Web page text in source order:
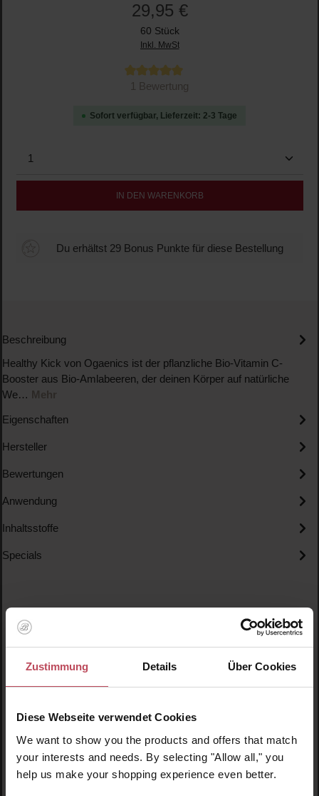
Zustimmung Details Über Cookies
Diese Webseite verwendet Cookies
We want to show you the products and offers that match
your interests and needs. By selecting "Allow all," you
help us make your shopping experience even better.
29,95 €
60 Stück
Inkl. MwSt
Durchschnittliche Bewertung von 5 von 5 Sternen
1 Bewertung
Sofort verfügbar, Lieferzeit: 2-3 Tage
Produkt Anzahl: Gib den gewünschten Wert ein
IN DEN WARENKORB
Du erhältst 29 Bonus Punkte für diese Bestellung
Beschreibung
Healthy Kick von Ogaenics ist der pflanzliche Bio-Vitamin C-
Booster aus Bio-Amlabeeren, der deinen Körper auf natürliche
We… Mehr
Eigenschaften
Hersteller
Bewertungen
Anwendung
Inhaltsstoffe
Specials
Produktgalerie überspringen
Ähnliche Produkte